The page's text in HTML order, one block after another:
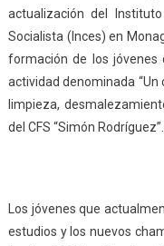
actualización del
Socialista (Inces) en
formación de los jóvenes
actividad denominada
limpieza,
del CFS “Simón Rodríguez”.
Los jóvenes que
estudios y los nuevos